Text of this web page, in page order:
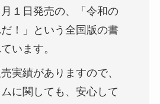
１日発売の、「 令和の
！
」という全国版の書
います。
実績がありますので、
に関しても、安心して